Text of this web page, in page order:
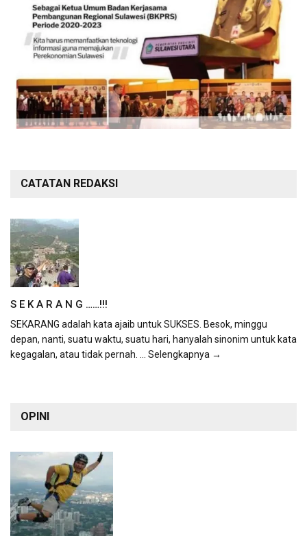
CATATAN REDAKSI
S E K A R A N G ……!!!
SEKARANG adalah kata ajaib untuk SUKSES. Besok, minggu
depan, nanti, suatu waktu, suatu hari, hanyalah sinonim untuk kata
kegagalan, atau tidak pernah. ... Selengkapnya →
OPINI